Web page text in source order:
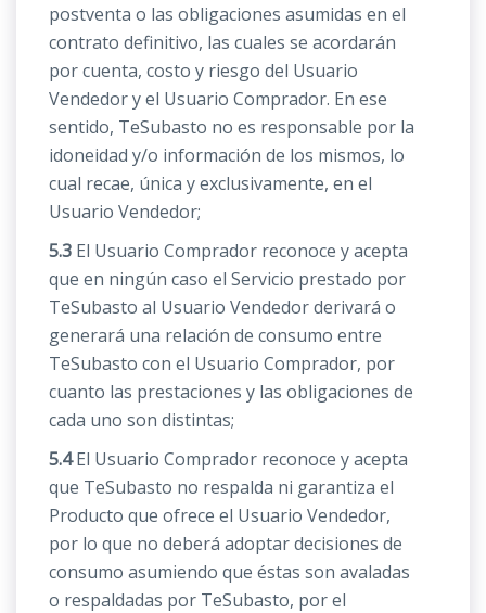
postventa o las obligaciones asumidas en el
contrato definitivo, las cuales se acordarán
por cuenta, costo y riesgo del Usuario
Vendedor y el Usuario Comprador. En ese
sentido, TeSubasto no es responsable por la
idoneidad y/o información de los mismos, lo
cual recae, única y exclusivamente, en el
Usuario Vendedor;
5.3 El Usuario Comprador reconoce y acepta
que en ningún caso el Servicio prestado por
TeSubasto al Usuario Vendedor derivará o
generará una relación de consumo entre
TeSubasto con el Usuario Comprador, por
cuanto las prestaciones y las obligaciones de
cada uno son distintas;
5.4El Usuario Comprador reconoce y acepta
que TeSubasto no respalda ni garantiza el
Producto que ofrece el Usuario Vendedor,
por lo que no deberá adoptar decisiones de
consumo asumiendo que éstas son avaladas
o respaldadas por TeSubasto, por el